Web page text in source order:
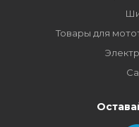
Товары для